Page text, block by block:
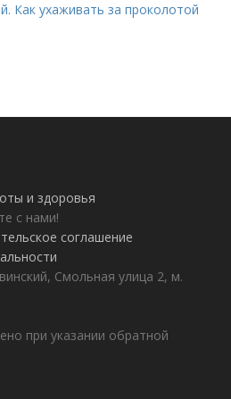
Как ухаживать за проколотой
и здоровья
с нами!
соглашение
Смольная улица 2, м.
при указании обратной